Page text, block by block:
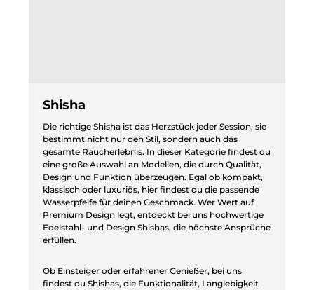
Shisha
Die richtige Shisha ist das Herzstück jeder Session, sie
bestimmt nicht nur den Stil, sondern auch das
gesamte Raucherlebnis. In dieser Kategorie findest du
eine große Auswahl an Modellen, die durch Qualität,
Design und Funktion überzeugen. Egal ob kompakt,
klassisch oder luxuriös, hier findest du die passende
Wasserpfeife für deinen Geschmack. Wer Wert auf
Premium Design legt, entdeckt bei uns hochwertige
Edelstahl- und Design Shishas, die höchste Ansprüche
erfüllen.
Ob Einsteiger oder erfahrener Genießer, bei uns
findest du Shishas, die Funktionalität, Langlebigkeit